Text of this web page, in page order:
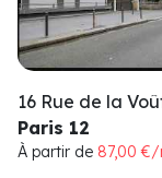
16 Rue de la
Paris 12
À partir de 87,00 €/